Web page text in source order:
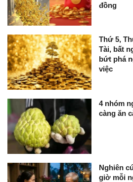
đồng
Thứ 5,
Tài, bất
bứt phá
việc
4 nhóm
càng ăn
Nghiên
giờ mỗi